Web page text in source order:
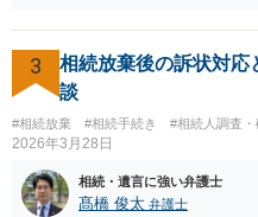
3
相続放棄後の訴状対応
談
#相続放棄 #相続手続き #相続人調査・
2026年3月28日
相続・遺言に強い弁護士
髙橋 俊太 弁護士